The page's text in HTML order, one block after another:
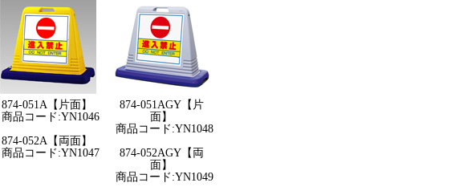
874-051A【片面】
商品コード:YN1046
874-052A【両面】
商品コード:YN1047
874-051AGY【片
面】
商品コード:YN1048
874-052AGY【両
面】
商品コード:YN1049